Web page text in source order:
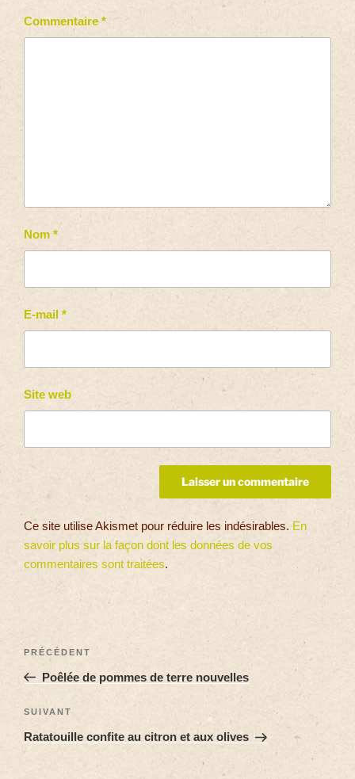
Commentaire *
Nom *
E-mail *
Site web
Ce site utilise Akismet pour réduire les indésirables. En
savoir plus sur la façon dont les données de vos
commentaires sont traitées.
PRÉCÉDENT
Poêlée de pommes de terre nouvelles
SUIVANT
Ratatouille confite au citron et aux olives